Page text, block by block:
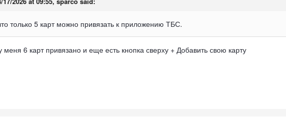
только 5 карт можно привязать к приложению ТБС.
6 карт привязано и еще есть кнопка сверху + Добавить свою карту